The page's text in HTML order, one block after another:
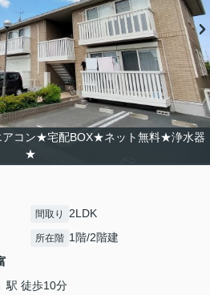
アコン★宅配BOX★ネット無料★浄水器
★
間取り 2LDK
所在階 1階/2階建
」駅 徒歩10分